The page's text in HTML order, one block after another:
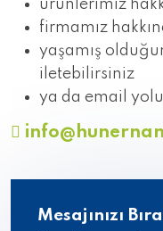
ürünlerimiz
firmamız
yaşamış
iletebilirsiniz
ya da email
Mesajınızı